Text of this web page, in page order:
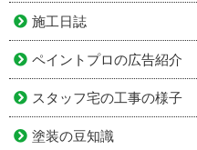
施工日誌
ペイントプロの広告紹介
スタッフ宅の工事の様子
塗装の豆知識